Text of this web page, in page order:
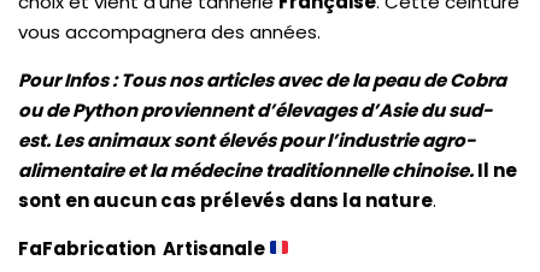
vous accompagnera des années.
Pour Infos : Tous nos articles avec de la peau de Cobra
ou de Python proviennent d’élevages d’Asie du sud-
est. Les animaux sont élevés pour l’industrie agro-
alimentaire et la médecine traditionnelle chinoise.Il ne
sont en aucun cas prélevés dans la nature.
FaFabrication Artisanale